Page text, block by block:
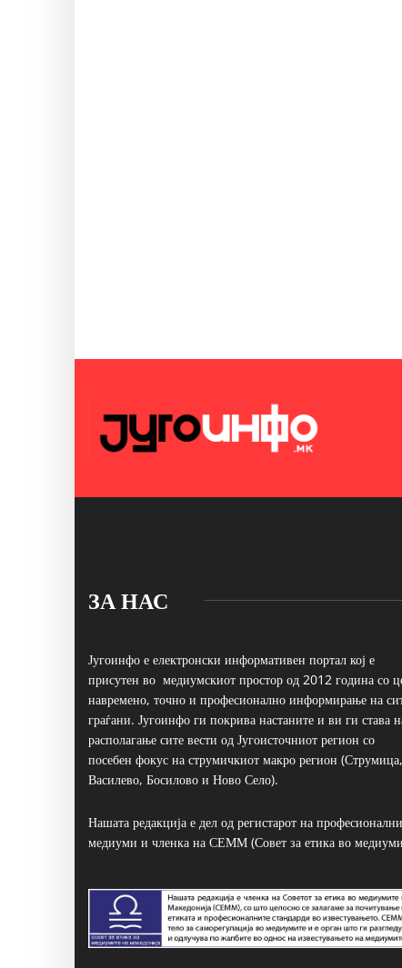
ЗА НАС
Југоинфо е електронски информативен портал кој е
присутен во медиумскиот простор од 2012 година со
навремено, точно и професионално информирање на
граѓани. Југоинфо ги покрива настаните и ви ги става
располагање сите вести од Југоисточниот регион со
посебен фокус на струмичкиот макро регион (Струмица,
Василево, Босилово и Ново Село).
Нашата редакција е дел од регистарот на професионални
медиуми и членка на СЕММ (Совет за етика во